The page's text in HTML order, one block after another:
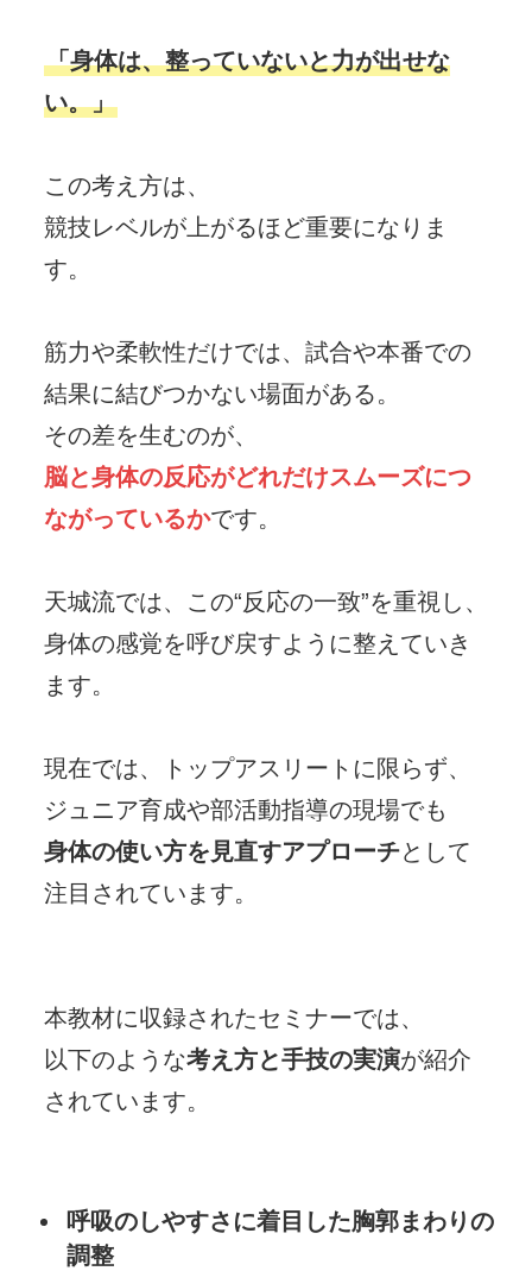
「身体は、整っていないと力が出せな
い。」
この考え方は、
競技レベルが上がるほど重要になりま
す。
筋力や柔軟性だけでは、試合や本番での
結果に結びつかない場面がある。
脳と身体の反応がどれだけスムーズにつ
ながっているかです。
天城流では、この“反応の一致”を重視し、
身体の感覚を呼び戻すように整えていき
ます。
現在では、トップアスリートに限らず、
身体の使い方を見直すアプローチとして
注目されています。
本教材に収録されたセミナーでは、
以下のような考え方と手技の実演が紹介
されています。
呼吸のしやすさに着目した胸郭まわりの
調整